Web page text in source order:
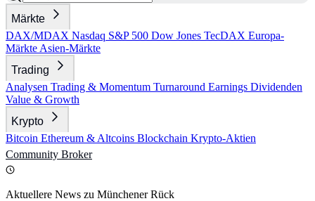
Märkte
DAX/MDAX Nasdaq S&P 500 Dow Jones TecDAX Europa-
Märkte Asien-Märkte
Trading
Analysen Trading & Momentum Turnaround Earnings Dividenden
Value & Growth
Krypto
Bitcoin Ethereum & Altcoins Blockchain Krypto-Aktien
Community Broker
Aktuellere News zu Münchener Rück